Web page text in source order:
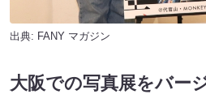
出典: FANY マガジン
大阪での写真展をバー